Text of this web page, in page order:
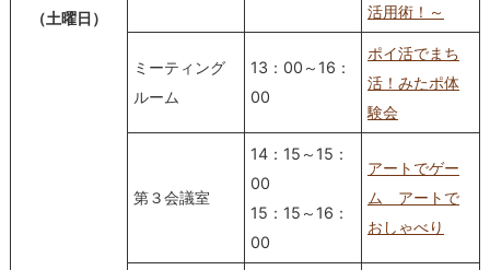
（土曜日）
活用術！～
ミーティング
ルーム
13：00～16：
00
ポイ活でまち
活！みたポ体
験会
第３会議室
14：15～15：
00
15：15～16：
00
アートでゲー
ム アートで
おしゃべり